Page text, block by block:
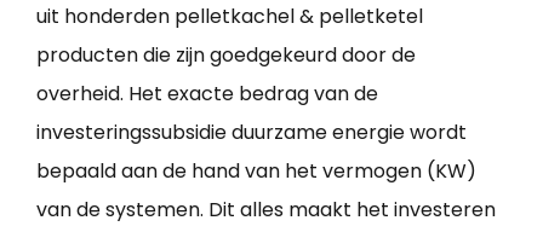
uit honderden pelletkachel & pelletketel
producten die zijn goedgekeurd door de
overheid. Het exacte bedrag van de
investeringssubsidie duurzame energie wordt
bepaald aan de hand van het vermogen (KW)
van de systemen. Dit alles maakt het investeren